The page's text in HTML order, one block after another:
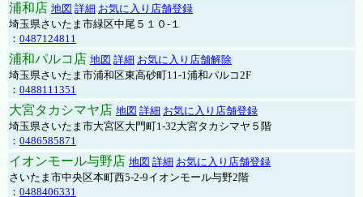
浦和店 地図 詳細 お気に入り店舗登録
埼玉県さいたま市緑区中尾５１０-１
： 0487124811
浦和パルコ店 地図 詳細 お気に入り店舗解除
埼玉県さいたま市浦和区東高砂町11-1浦和パルコ2F
： 0488111351
大宮タカシマヤ店 地図 詳細 お気に入り店舗登録
埼玉県さいたま市大宮区大門町1-32大宮タカシマヤ５階
： 0486585871
イオンモール与野店 地図 詳細 お気に入り店舗登録
さいたま市中央区本町西5-2-9イオンモール与野2階
： 0488406331